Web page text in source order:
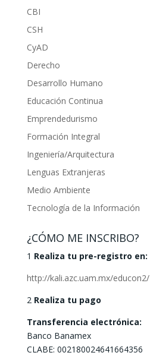
CBI
CSH
CyAD
Derecho
Desarrollo Humano
Educación Continua
Emprendedurismo
Formación Integral
Ingeniería/Arquitectura
Lenguas Extranjeras
Medio Ambiente
Tecnología de la Información
¿CÓMO ME INSCRIBO?
1 Realiza tu pre-registro en:
http://kali.azc.uam.mx/educon2/
2 Realiza tu pago
Transferencia electrónica:
Banco Banamex
CLABE: 002180024641664356